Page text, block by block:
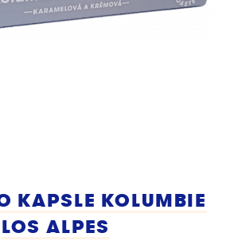
KAPSLE KOLUMBIE
LOS ALPES